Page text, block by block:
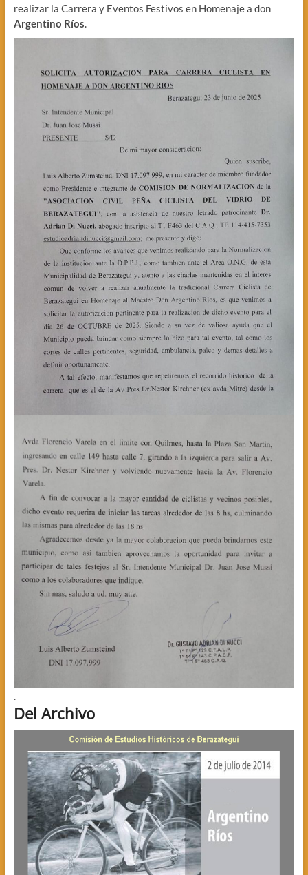
realizar la Carrera y Eventos Festivos en Homenaje a don
Argentino Ríos
.
Del Archivo